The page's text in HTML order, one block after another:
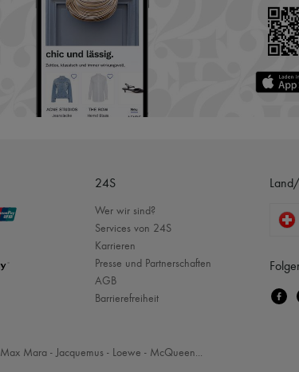
24S
Wer wir sind?
Services von 24S
Karrieren
Presse und Partnerschaften
AGB
Barrierefreiheit
Max Mara- Jacquemus- Loewe - McQueen...